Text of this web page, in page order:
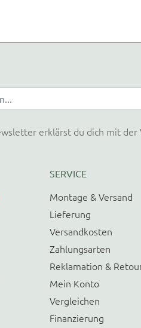
erklärst du dich mit
SERVICE
Montage & Versand
Lieferung
Versandkosten
Zahlungsarten
Reklamation &
Mein Konto
Vergleichen
Finanzierung